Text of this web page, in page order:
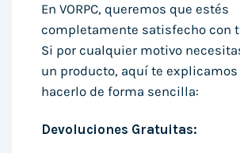
En VORPC, queremos que estés
completamente satisfecho con
Si por cualquier motivo
un producto, aquí te
hacerlo de forma sencilla:
Devoluciones Gratuitas: